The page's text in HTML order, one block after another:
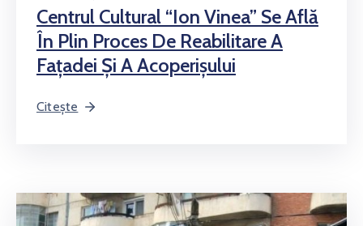
Centrul Cultural “Ion Vinea” Se Află
În Plin Proces De Reabilitare A
Faţadei Şi A Acoperişului
Citește